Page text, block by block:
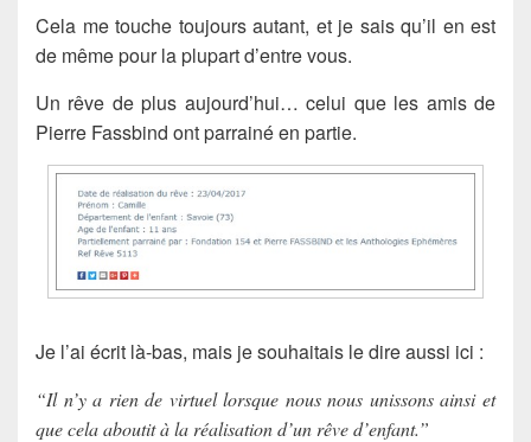
Cela me touche toujours autant, et je sais qu’il en est
de même pour la plupart d’entre vous.
Un rêve de plus aujourd’hui… celui que les amis de
Pierre Fassbind ont parrainé en partie.
Je l’ai écrit là-bas, mais je souhaitais le dire aussi ici :
“Il n’y a rien de virtuel lorsque nous nous unissons ainsi et
que cela aboutit à la réalisation d’un rêve d’enfant.”